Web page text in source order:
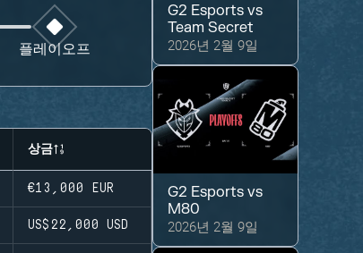
플레이오프
상금
€13,000 EUR
US$22,000 USD
G2 Esports vs
Team Secret
2026년 2월 9일
G2 Esports vs
M80
2026년 2월 9일